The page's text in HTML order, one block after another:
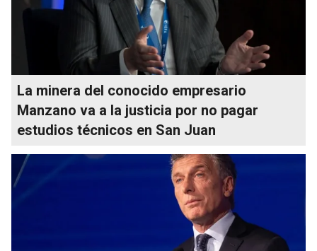
La minera del conocido empresario
Manzano va a la justicia por no pagar
estudios técnicos en San Juan